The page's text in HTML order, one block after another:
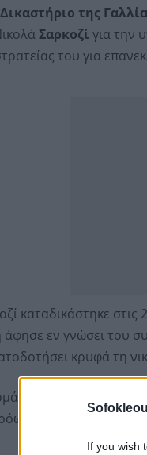
If you wish
της
Σαρκοζί για την
του για
καταδικάστηκε στις
άφησε εν γνώσει του
κρυφά τη
στη φυλακή
αποφυλάκισή